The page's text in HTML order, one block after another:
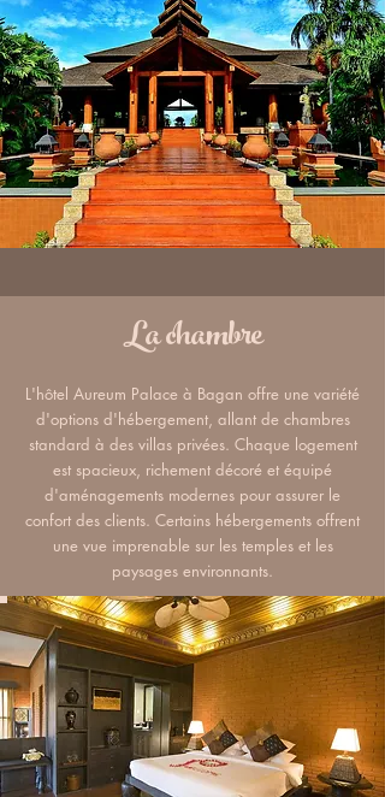
La chambre
L'hôtel Aureum Palace à Bagan offre une variété
d'options d'hébergement, allant de chambres
standard à des villas privées. Chaque logement
est spacieux, richement décoré et équipé
d'aménagements modernes pour assurer le
confort des clients. Certains hébergements offrent
une vue imprenable sur les temples et les
paysages environnants.